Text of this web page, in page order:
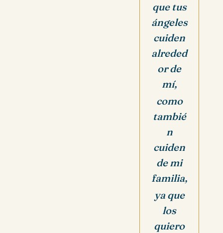
que tus
ángeles
cuiden
alreded
or de
mí,
como
tambié
n
cuiden
de mi
familia,
ya que
los
quiero